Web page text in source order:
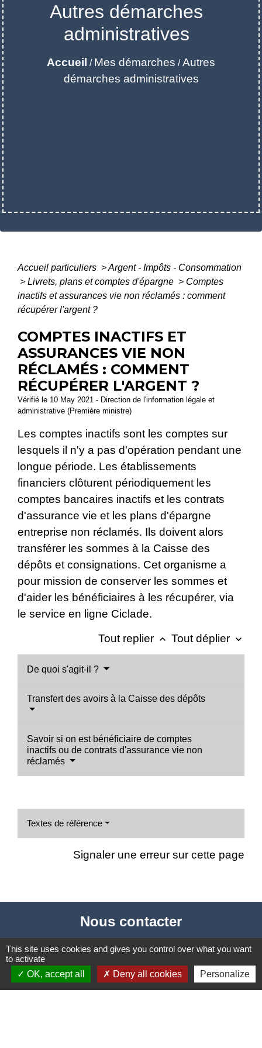
Autres démarches
administratives
Accueil / Mes démarches /Autres
démarches administratives
Accueil particuliers >Argent - Impôts - Consommation
> Livrets, plans et comptes d'épargne > Comptes
inactifs et assurances vie non réclamés : comment
récupérer l'argent ?
COMPTES INACTIFS ET
ASSURANCES VIE NON
RÉCLAMÉS : COMMENT
RÉCUPÉRER L'ARGENT ?
Vérifié le 10 May 2021 - Direction de l'information légale et
administrative (Première ministre)
Les comptes inactifs sont les comptes sur
lesquels il n'y a pas d'opération pendant une
longue période. Les établissements
financiers clôturent périodiquement les
comptes bancaires inactifs et les contrats
d'assurance vie et les plans d'épargne
entreprise non réclamés. Ils doivent alors
transférer les sommes à la Caisse des
dépôts et consignations. Cet organisme a
pour mission de conserver les sommes et
d'aider les bénéficiaires à les récupérer, via
le service en ligne Ciclade.
Tout replier keyboard_arrow_up Tout déplier keyboard_arrow_down
De quoi s'agit-il ?
Transfert des avoirs à la Caisse des dépôts
Savoir si on est bénéficiaire de comptes
inactifs ou de contrats d'assurance vie non
réclamés
Textes de référence
Signaler une erreur sur cette page
Nous contacter
Commune de Puylaurens
81700 Puylaurens - FRANCE
+33 5 63 75 00 18
This site uses cookies and gives you control over what you want
to activate
OK, accept all
Deny all cookies Personalize